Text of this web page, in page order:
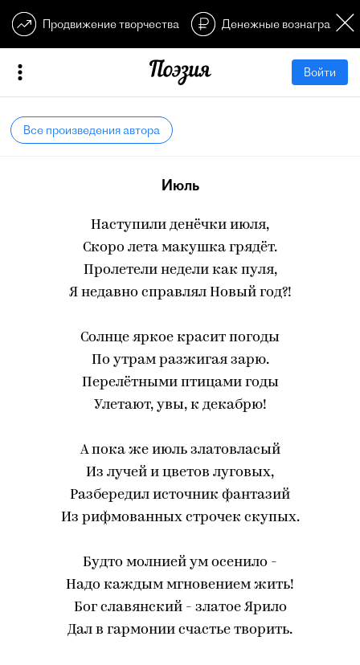
Продвижение творчества Денежные
Войти
Все произведения автора
Июль
Наступили денёчки июля,
Скоро лета макушка грядёт.
Пролетели недели как пуля,
Я недавно справлял Новый год?!
Солнце яркое красит погоды
По утрам разжигая зарю.
Перелётными птицами годы
Улетают, увы, к декабрю!
А пока же июль златовласый
Из лучей и цветов луговых,
Разбередил источник фантазий
Из рифмованных строчек скупых.
Будто молнией ум осенило -
Надо каждым мгновением жить!
Бог славянский - златое Ярило
Дал в гармонии счастье творить.